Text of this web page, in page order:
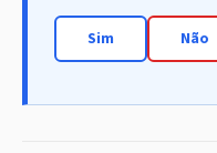
Sim Não